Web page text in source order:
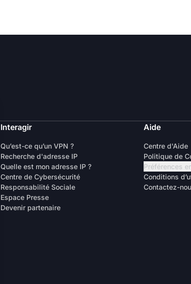
Interagir
Qu’est-ce qu’un VPN ?
Recherche d'adresse IP
Quelle est mon adresse IP ?
Centre de Cybersécurité
Responsabilité Sociale
Espace Presse
Devenir partenaire
Aide
Centre d'Aide
Politique de
Préférences
Conditions
Contactez-